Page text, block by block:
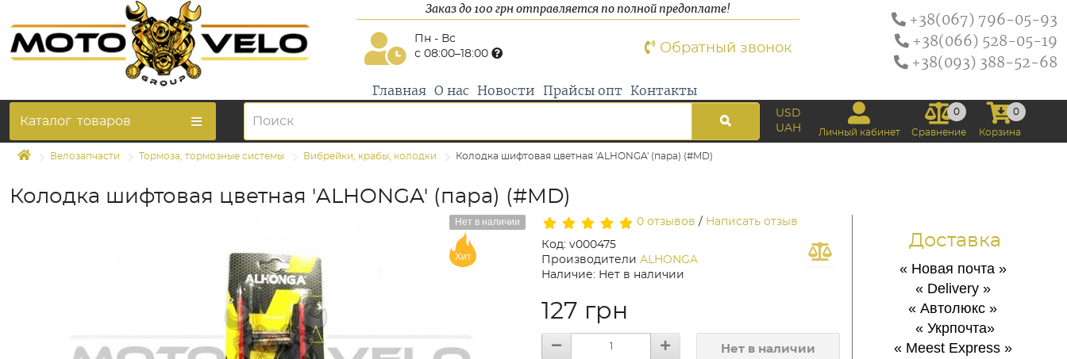
Заказ до 100 грн отправляется по полной предоплате!
Пн - Вс
с 08:00–18:00
Обратный звонок
Главная О нас Новости Прайсы опт Контакты
+38(067) 796-05-93
+38(066) 528-05-19
+38(093) 388-52-68
Каталог товаров
USD
UAH
Личный кабинет
0
Сравнение
0
Корзина
Велозапчасти Тормоза, тормозные системы Вибрейки, крабы, колодки Колодка шифтовая цветная 'ALHONGA' (пара) (#MD)
Колодка шифтовая цветная 'ALHONGA' (пара) (#MD)
Нет в наличии
Хит
0 отзывов / Написать отзыв
Код: v000475
Производители ALHONGA
Наличие: Нет в наличии
127 грн
Нет в наличии
Доставка
« Новая почта »
« Delivery »
« Автолюкс»
« Укрпочта»
« Meest Express »